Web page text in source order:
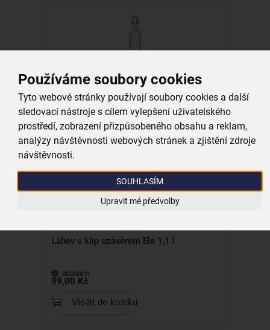
Používáme soubory cookies
Tyto webové stránky používají soubory cookies a další
sledovací nástroje s cílem vylepšení uživatelského
prostředí, zobrazení přizpůsobeného obsahu a reklam,
analýzy návštěvnosti webových stránek a zjištění zdroje
návštěvnosti.
SOUHLASÍM
Upravit mé předvolby
Láhev s klip uzávěrem Ela 0,75 l
skladem
99,00 Kč
Vložit do košíku
Láhev s klip uzávěrem Ela 1,1 l
skladem
99,00 Kč
Vložit do košíku